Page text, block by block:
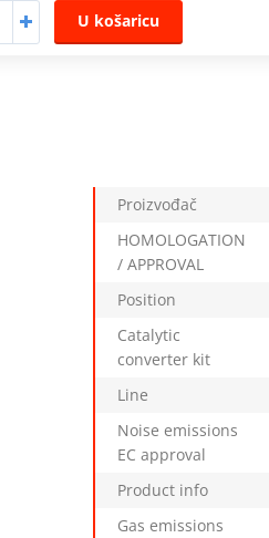
U košaricu
Proizvođač
HOMOLOGATION
/ APPROVAL
Position
Catalytic
converter kit
Line
Noise emissions
EC approval
Product info
Gas emissions